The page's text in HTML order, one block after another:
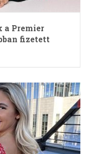
a Premier
fizetett